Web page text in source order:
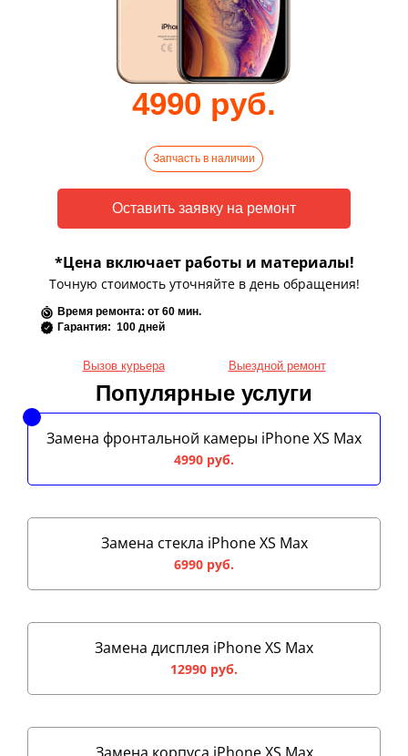
4990 руб.
Запчасть в наличии
*Цена включает работы и материалы!
Точную стоимость уточняйте в день обращения!
Время ремонта: от 60 мин.
Гарантия: 100 дней
Вызов курьера Выездной ремонт
Популярные услуги
Замена фронтальной камеры iPhone XS Max
4990 руб.
Замена стекла iPhone XS Max
6990 руб.
Замена дисплея iPhone XS Max
12990 руб.